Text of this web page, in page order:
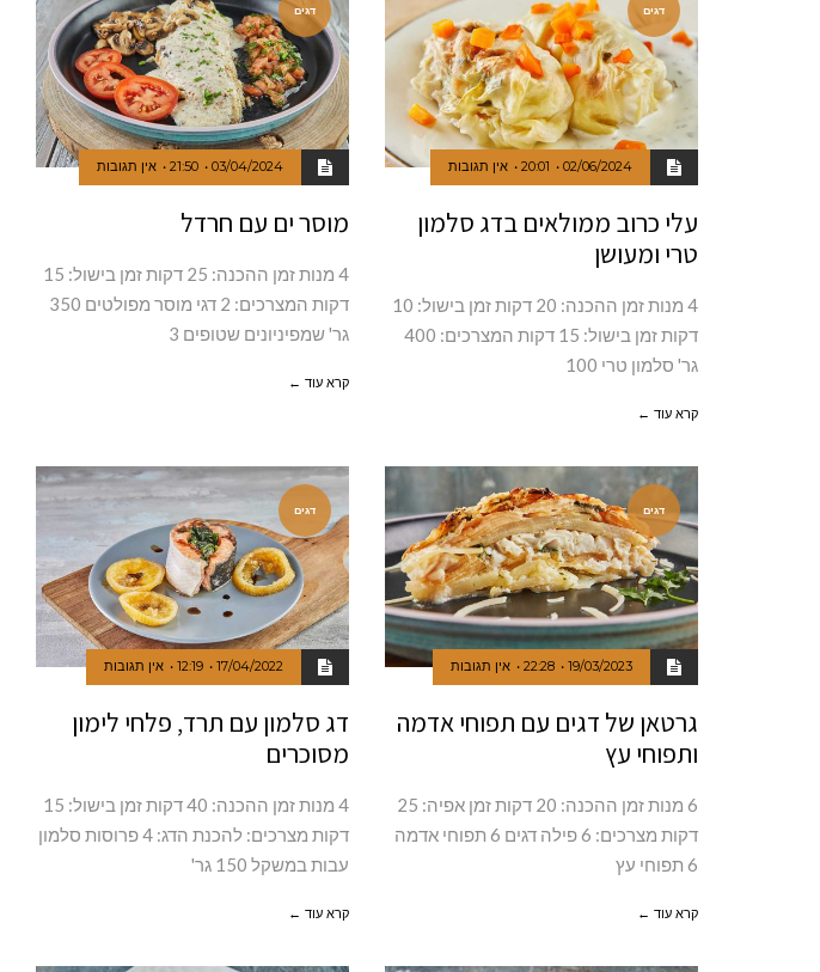
דגים
02/06/2024
20:01 אין תגובות
עלי כרוב ממולאים בדג סלמון
טרי ומעושן
4 מנות זמן ההכנה: 20 דקות זמן בישול: 10
דקות זמן בישול: 15 דקות המצרכים: 400
גר' סלמון טרי 100
קרא עוד ←
דגים
03/04/2024
21:50 אין תגובות
מוסר ים עם חרדל
4 מנות זמן ההכנה: 25 דקות זמן בישול: 15
דקות המצרכים: 2 דגי מוסר מפולטים 350
גר' שמפיניונים שטופים 3
קרא עוד ←
דגים
19/03/2023
22:28 אין תגובות
גרטאן של דגים עם תפוחי אדמה
ותפוחי עץ
6 מנות זמן ההכנה: 20 דקות זמן אפיה: 25
דקות מצרכים: 6 פילה דגים 6 תפוחי אדמה
6 תפוחי עץ
קרא עוד ←
דגים
17/04/2022
12:19 אין תגובות
דג סלמון עם תרד, פלחי לימון
מסוכרים
4 מנות זמן ההכנה: 40 דקות זמן בישול: 15
דקות מצרכים: להכנת הדג: 4 פרוסות סלמון
עבות במשקל 150 גר'
קרא עוד ←